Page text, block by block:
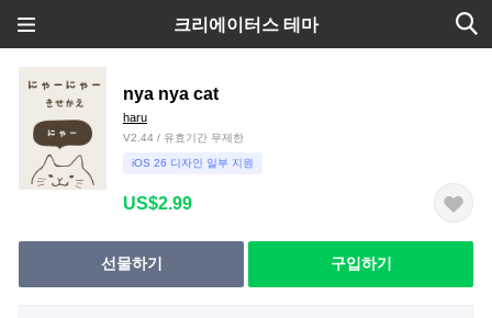
크리에이터스 테마
nya nya cat
haru
V2.44 / 유효기간 무제한
iOS 26 디자인 일부 지원
US$2.99
선물하기 구입하기